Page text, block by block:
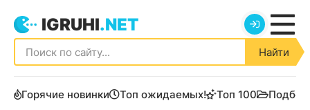
IGRUHI.NET
Найти
Горячие новинки Топ ожидаемых! Топ 100